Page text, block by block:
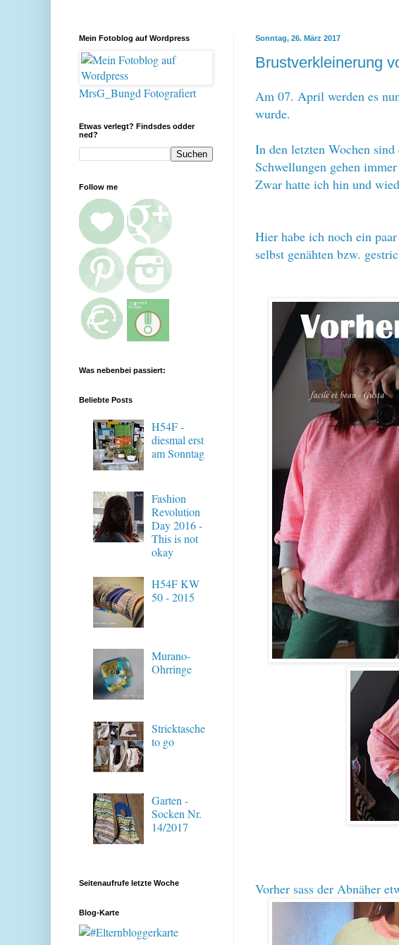
Sonntag, 26. März 2017
Brustverkleinerung
Am 07. April werden es
wurde.
In den letzten Wochen
Schwellungen gehen
Zwar hatte ich hin und
Hier habe ich noch ein
selbst genähten bzw.
Vorher sass der Abnäher
Mein Fotoblog auf Wordpress
MrsG_Bungd Fotografiert
Etwas verlegt? Findsdes odder
ned?
Follow me
Was nebenbei passiert:
Beliebte Posts
H54F -
diesmal erst
am Sonntag
Fashion
Revolution
Day 2016 -
This is not
okay
H54F KW
50 - 2015
Murano-
Ohrringe
Stricktasche
to go
Garten -
Socken Nr.
14/2017
Seitenaufrufe letzte Woche
Blog-Karte